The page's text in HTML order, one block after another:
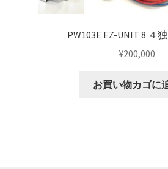
PW103E EZ-UNIT 8 ４
¥200,000
お買い物カゴに